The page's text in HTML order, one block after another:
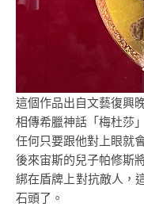
這個作品出自文藝復興
相傳希臘神話「梅杜莎
任何只要跟他對上眼就
後來宙斯的兒子帕修斯
綁在盾牌上對抗敵人，
石頭了。